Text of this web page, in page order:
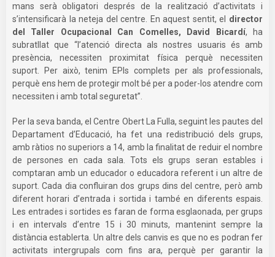
mans serà obligatori després de la realització d’activitats i
s’intensificarà la neteja del centre. En aquest sentit, el director
del Taller Ocupacional Can Comelles, David Bicardí, ha
subratllat que “l’atenció directa als nostres usuaris és amb
presència, necessiten proximitat física perquè necessiten
suport. Per això, tenim EPIs complets per als professionals,
perquè ens hem de protegir molt bé per a poder-los atendre com
necessiten i amb total seguretat”.
Per la seva banda, el Centre Obert La Fulla, seguint les pautes del
Departament d’Educació, ha fet una redistribució dels grups,
amb ràtios no superiors a 14, amb la finalitat de reduir el nombre
de persones en cada sala. Tots els grups seran estables i
comptaran amb un educador o educadora referent i un altre de
suport. Cada dia confluiran dos grups dins del centre, però amb
diferent horari d’entrada i sortida i també en diferents espais.
Les entrades i sortides es faran de forma esglaonada, per grups
i en intervals d’entre 15 i 30 minuts, mantenint sempre la
distància establerta. Un altre dels canvis es que no es podran fer
activitats intergrupals com fins ara, perquè per garantir la